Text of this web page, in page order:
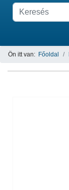
Ön itt van: Főoldal